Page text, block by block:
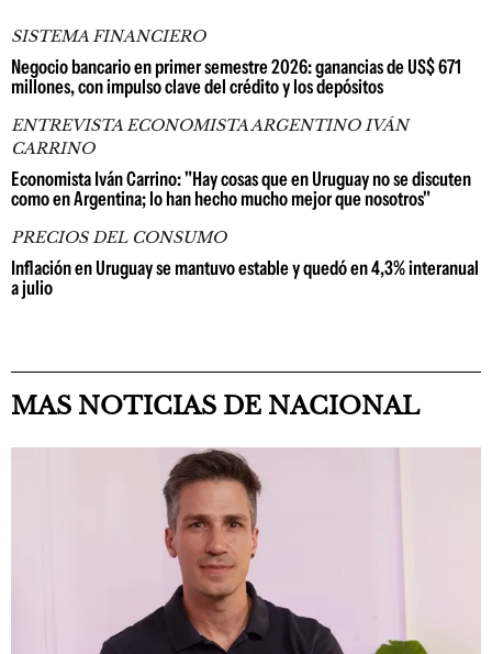
SISTEMA FINANCIERO
Negocio bancario en primer semestre 2026: ganancias de US$ 671
millones, con impulso clave del crédito y los depósitos
ENTREVISTA ECONOMISTA ARGENTINO IVÁN
CARRINO
Economista Iván Carrino: "Hay cosas que en Uruguay no se discuten
como en Argentina; lo han hecho mucho mejor que nosotros"
PRECIOS DEL CONSUMO
Inflación en Uruguay se mantuvo estable y quedó en 4,3% interanual
a julio
MAS NOTICIAS DE NACIONAL